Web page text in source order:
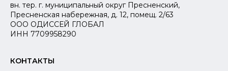
вн. тер. г. муниципальный округ Пресненский,
Пресненская набережная, д. 12, помещ. 2/63
ООО ОДИССЕЙ ГЛОБАЛ
ИНН 7709958290
КОНТАКТЫ